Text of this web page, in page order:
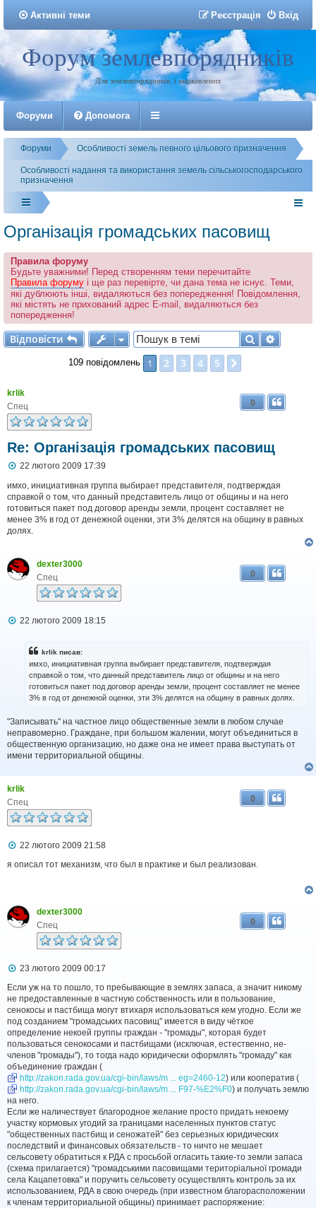
Активні теми Вхід
Реєстрація
Реєстрація
Форум землевпорядників
Для землевпорядників, і зацікавлених
Форуми Допомога
Форуми Особливості земель певного цільового призначення
Особливості надання та використання земель сільськогосподарського
призначення
Організація громадських пасовищ
Правила форуму
Будьте уважними! Перед створенням теми перечитайте
Правила форуму і ще раз перевірте, чи дана тема не існує. Теми,
які дублюють інші, видаляються без попередження! Повідомлення,
які містять не прихований адрес E-mail, видаляються без
попередження!
Відповісти
Відповісти Пошук
109 повідомлень 1 2 3 4 5
krlik
Спец
Re: Організація громадських пасовищ
0
П
в
і
д
м
л
н
я
22 лютого 2009 17:39
имхо, инициативная группа выбирает представителя, подтверждая
справкой о том, что данный представитель лицо от общины и на него
готовиться пакет под договор аренды земли, процент составляет не
менее 3% в год от денежной оценки, эти 3% делятся на общину в равных
долях.
dexter3000
Спец
0
П
н
22 лютого 2009 18:15
krlik писав:
имхо, инициативная группа выбирает представителя, подтверждая
справкой о том, что данный представитель лицо от общины и на него
готовиться пакет под договор аренды земли, процент составляет не менее
3% в год от денежной оценки, эти 3% делятся на общину в равных долях.
"Записывать" на частное лицо общественные земли в любом случае
неправомерно. Граждане, при большом жалении, могут объединиться в
общественную организацию, но даже она не имеет права выступать от
имени территориальной общины.
krlik
Спец
0
П
в
м
л
е
22 лютого 2009 21:58
я описал тот механизм, что был в практике и был реализован.
dexter3000
Спец
0
П
в
і
д
м
л
е
н
н
я
23 лютого 2009 00:17
Если уж на то пошло, то пребывающие в землях запаса, а значит никому
не предоставленные в частную собственность или в пользование,
сенокосы и пастбища могут втихаря использоваться кем угодно. Если же
под созданием "громадських пасовищ" имеется в виду чёткое
определение некоей группы граждан - "громады", которая будет
пользоваться сенокосами и пастбищами (исключая, естественно, не-
членов "громады"), то тогда надо юридически оформлять "громаду" как
объединение граждан (
http://zakon.rada.gov.ua/cgi-bin/laws/m ... eg=2460-12) или кооператив (
http://zakon.rada.gov.ua/cgi-bin/laws/m ... F97-%E2%F0) и получать землю
на него.
Если же наличествует благородное желание просто придать некоему
участку кормовых угодий за границами населенных пунктов статус
"общественных пастбищ и сеножатей" без серьезных юридических
последствий и финансовых обязательств - то ничто не мешает
сельсовету обратиться к РДА с просьбой огласить такие-то земли запаса
(схема прилагается) "громадськими пасовищами територіальної громади
села Кацапетовка" и поручить сельсовету осуществлять контроль за их
использованием, РДА в свою очередь (при известном благорасположении
к членам территориальной общины) принимает распоряжение: